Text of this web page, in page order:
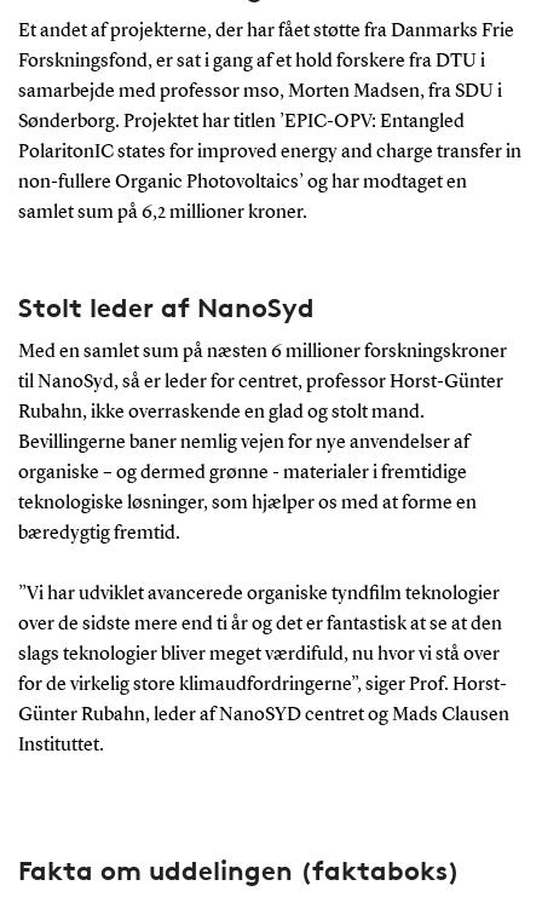
Et andet af projekterne, der har fået støtte fra Danmarks Frie
Forskningsfond, er sat i gang af et hold forskere fra DTU i
samarbejde med professor mso, Morten Madsen, fra SDU i
Sønderborg. Projektet har titlen ’EPIC-OPV: Entangled
PolaritonIC states for improved energy and charge transfer in
non-fullere Organic Photovoltaics’ og har modtaget en
samlet sum på 6,2 millioner kroner.
Stolt leder af NanoSyd
Med en samlet sum på næsten 6 millioner forskningskroner
til NanoSyd, så er leder for centret, professor Horst-Günter
Rubahn, ikke overraskende en glad og stolt mand.
Bevillingerne baner nemlig vejen for nye anvendelser af
organiske – og dermed grønne - materialer i fremtidige
teknologiske løsninger, som hjælper os med at forme en
bæredygtig fremtid.
”Vi har udviklet avancerede organiske tyndfilm teknologier
over de sidste mere end ti år og det er fantastisk at se at den
slags teknologier bliver meget værdifuld, nu hvor vi stå over
for de virkelig store klimaudfordringerne”, siger Prof. Horst-
Günter Rubahn, leder af NanoSYD centret og Mads Clausen
Instituttet.
Fakta om uddelingen (faktaboks)